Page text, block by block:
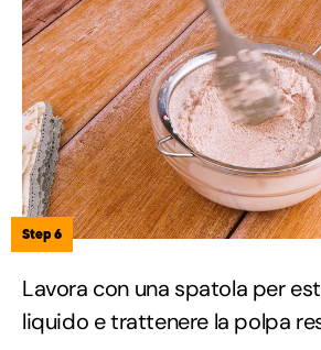
Step 6
Lavora con una spatola per
liquido e trattenere la polpa